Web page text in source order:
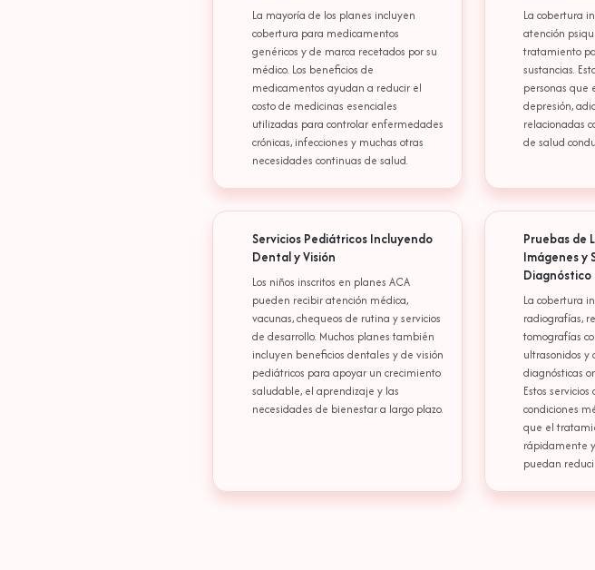
La mayoría de los planes incluyen
cobertura para medicamentos
genéricos y de marca recetados por su
médico. Los beneficios de
medicamentos ayudan a reducir el
costo de medicinas esenciales
utilizadas para controlar enfermedades
crónicas, infecciones y muchas otras
necesidades continuas de salud.
La cobertura
atención
tratamiento
sustancias.
personas que
depresión,
relacionadas
de salud
Servicios Pediátricos Incluyendo
Dental y Visión
Los niños inscritos en planes ACA
pueden recibir atención médica,
vacunas, chequeos de rutina y servicios
de desarrollo. Muchos planes también
incluyen beneficios dentales y de visión
pediátricos para apoyar un crecimiento
saludable, el aprendizaje y las
necesidades de bienestar a largo plazo.
Pruebas de
Imágenes y
Diagnóstico
La cobertura
radiografías,
tomografías
ultrasonidos y
diagnósticas
Estos
condiciones
que el
rápidamente
puedan